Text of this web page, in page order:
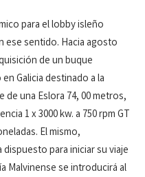
para el lobby isleño
ese sentido. Hacia agosto
de un buque
Galicia destinado a la
de una Eslora 74, 00 metros,
1 x 3000 kw. a 750 rpm GT
El mismo,
para iniciar su viaje
Malvinense se introducirá al